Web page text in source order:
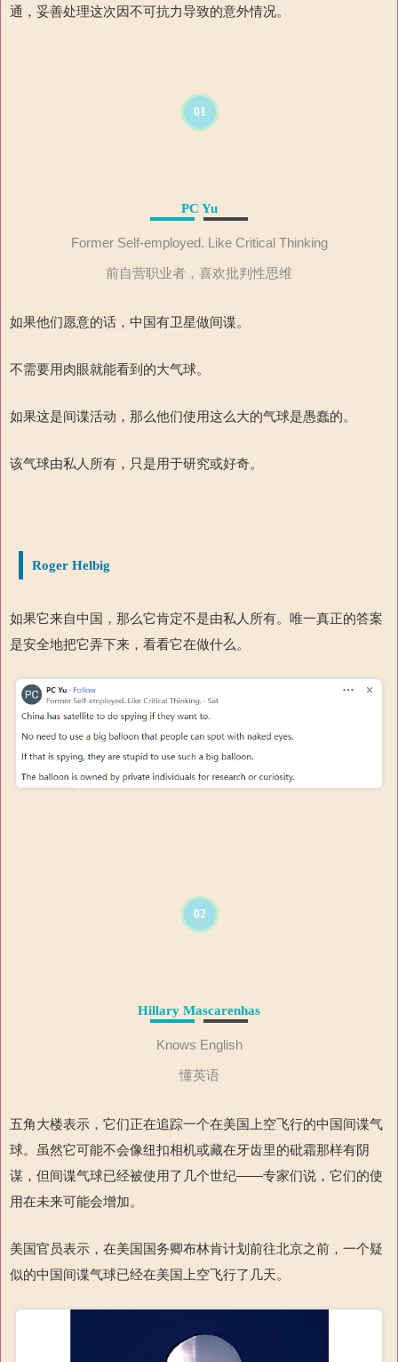
通，妥善处理这次因不可抗力导致的意外情况。
01
PC Yu
Former Self-employed. Like Critical Thinking
前自营职业者，喜欢批判性思维
如果他们愿意的话，中国有卫星做间谍。
不需要用肉眼就能看到的大气球。
如果这是间谍活动，那么他们使用这么大的气球是愚蠢的。
该气球由私人所有，只是用于研究或好奇。
Roger Helbig
如果它来自中国，那么它肯定不是由私人所有。唯一真正的答案
是安全地把它弄下来，看看它在做什么。
02
Hillary Mascarenhas
Knows English
懂英语
五角大楼表示，它们正在追踪一个在美国上空飞行的中国间谍气
球。虽然它可能不会像纽扣相机或藏在牙齿里的砒霜那样有阴
谋，但间谍气球已经被使用了几个世纪——专家们说，它们的使
用在未来可能会增加。
美国官员表示，在美国国务卿布林肯计划前往北京之前，一个疑
似的中国间谍气球已经在美国上空飞行了几天。